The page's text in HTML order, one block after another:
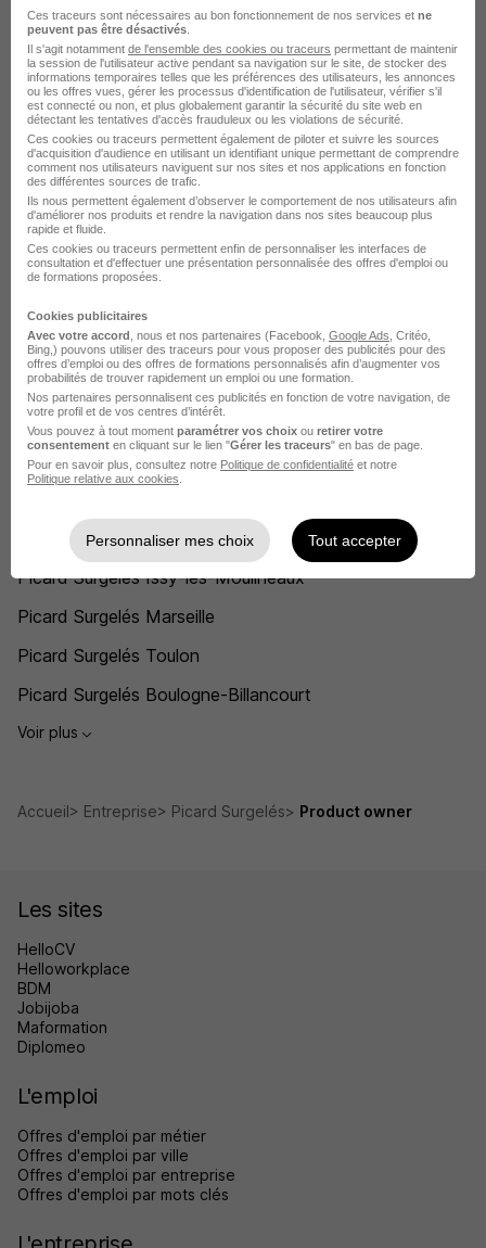
Postuler chez Picard Surgelés par
Métier
Vendeur Picard Surgelés
Responsable de magasin Picard Surgelés
Vendeur polyvalent Picard Surgelés
Vendeur show room Picard Surgelés
Vendeur de fruits et légumes Picard Surgelés
Assistant de gestion Picard Surgelés
Voir plus
Voir toutes les offres par métier chez Picard Surgelés
L'emploi chez Picard Surgelés par Ville
Picard Surgelés Fontainebleau
Picard Surgelés Issy-les-Moulineaux
Picard Surgelés Marseille
Picard Surgelés Toulon
Picard Surgelés Boulogne-Billancourt
Voir plus
Accueil Entreprise Picard Surgelés Product owner
Les sites
HelloCV
Helloworkplace
BDM
Jobijoba
Maformation
Diplomeo
L'emploi
Offres d'emploi par métier
Offres d'emploi par ville
Offres d'emploi par entreprise
Offres d'emploi par mots clés
Ces traceurs sont nécessaires au bon fonctionnement de nos services et ne
peuvent pas être désactivés
Il s'agit notamment de l'ensemble des cookies ou traceurs permettant de maintenir
la session de l'utilisateur active pendant sa navigation sur le site, de stocker des
informations temporaires telles que les préférences des utilisateurs, les annonces
ou les offres vues, gérer les processus d'identification de l'utilisateur, vérifier s'il
est connecté ou non, et plus globalement garantir la sécurité du site web en
détectant les tentatives d'accès frauduleux ou les violations de sécurité.
Ces cookies ou traceurs permettent également de piloter et suivre les sources
d'acquisition d'audience en utilisant un identifiant unique permettant de comprendre
comment nos utilisateurs naviguent sur nos sites et nos applications en fonction
des différentes sources de trafic.
Ils nous permettent également d’observer le comportement de nos utilisateurs afin
d'améliorer nos produits et rendre la navigation dans nos sites beaucoup plus
rapide et fluide.
Ces cookies ou traceurs permettent enfin de personnaliser les interfaces de
consultation et d'effectuer une présentation personnalisée des offres d'emploi ou
de formations proposées.
Cookies publicitaires
Avec votre accord , nous et nos partenaires (Facebook, Google Ads , Critéo,
Bing,) pouvons utiliser des traceurs pour vous proposer des publicités pour des
offres d’emploi ou des offres de formations personnalisés afin d’augmenter vos
probabilités de trouver rapidement un emploi ou une formation.
Nos partenaires personnalisent ces publicités en fonction de votre navigation, de
votre profil et de vos centres d’intérêt.
Vous pouvez à tout moment paramétrer vos choix ou retirer votre
consentement en cliquant sur le lien "Gérer les traceurs" en bas de page.
Pour en savoir plus, consultez notre Politique de confidentialité et notre
Politique relative aux cookies
Personnaliser mes choix Tout accepter